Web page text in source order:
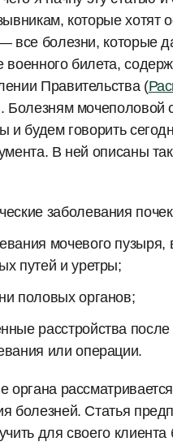
которые хотят
все болезни, которые
военного билета,
Правительства (
Болезням мочеполовой
и будем говорить
В ней описаны
заболевания
мочевого пузыря,
путей и уретры;
половых органов;
расстройства после
или операции.
органа
болезней. Статья
для своего клиента